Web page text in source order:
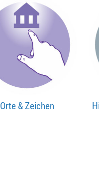
Orte & Zeichen